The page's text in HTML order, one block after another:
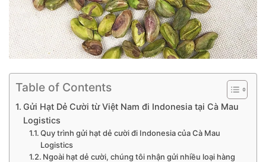
Table of Contents
Gửi Hạt Dẻ Cười từ Việt Nam đi Indonesia tại Cà Mau
Logistics
Quy trình gửi hạt dẻ cười đi Indonesia của Cà Mau
Logistics
Ngoài hạt dẻ cười, chúng tôi nhận gửi nhiều loại hàng